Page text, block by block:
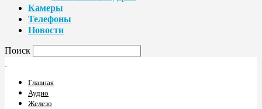
Камеры
Телефоны
Новости
Поиск
Главная
Аудио
Железо